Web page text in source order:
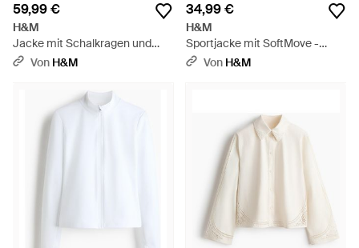
59,99 €
H&M
Jacke mit Schalkragen und
Broderie Anglaise - Weiß
Von H&M
34,99 €
H&M
Sportjacke mit SoftMove -
WeißVon H&M